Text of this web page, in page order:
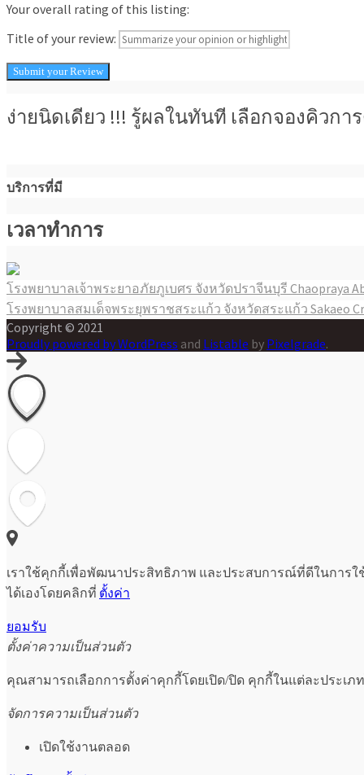
Your overall rating of this listing:
Title of your review:
ง่ายนิดเดียว !!! รู้ผลในทันที เลือกจองคิวกา
บริการที่มี
เวลาทำการ
แนะแนว
เรื่อง
โรงพยาบาลเจ้าพระยาอภัยภูเบศร จังหวัดปราจีนบุรี Chaopraya
โรงพยาบาลสมเด็จพระยุพราชสระแก้ว จังหวัดสระแก้ว Sakaeo
Copyright © 2021
Proudly powered by WordPress and Listable by Pixelgrade.
เราใช้คุกกี้เพื่อพัฒนาประสิทธิภาพ และประสบการณ์ที่ดีในการ
ได้เองโดยคลิกที่ ตั้งค่า
ยอมรับ
ตั้งค่าความเป็นส่วนตัว
คุณสามารถเลือกการตั้งค่าคุกกี้โดยเปิด/ปิด คุกกี้ในแต่ละประเภ
จัดการความเป็นส่วนตัว
เปิดใช้งานตลอด